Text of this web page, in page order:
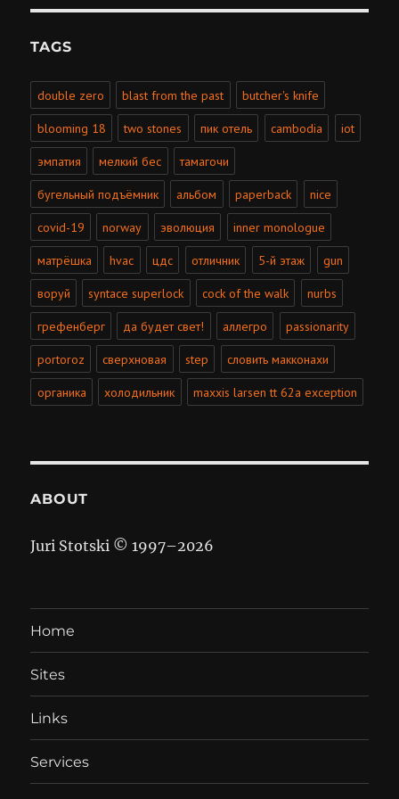
TAGS
double zero blast from the past butcher's knife
blooming 18 two stones пик отель cambodia iot
эмпатия мелкий бес тамагочи
бугельный подъёмник альбом paperback nice
covid-19 norway эволюция inner monologue
матрёшка hvac цдс отличник 5-й этаж gun
воруй syntace superlock cock of the walk nurbs
грефенберг да будет свет! аллегро passionarity
portoroz сверхновая step словить макконахи
органика холодильник maxxis larsen tt 62a exception
ABOUT
Juri Stotski © 1997–2026
Home
Sites
Links
Services